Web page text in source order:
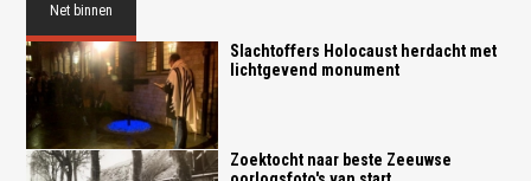
Net binnen
Slachtoffers Holocaust herdacht met
lichtgevend monument
Zoektocht naar beste Zeeuwse